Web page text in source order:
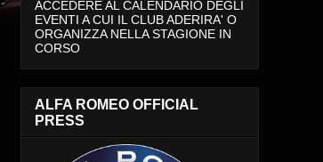
ACCEDERE AL CALENDARIO DEGLI
EVENTI A CUI IL CLUB ADERIRA' O
ORGANIZZA NELLA STAGIONE IN
CORSO
ALFA ROMEO OFFICIAL
PRESS